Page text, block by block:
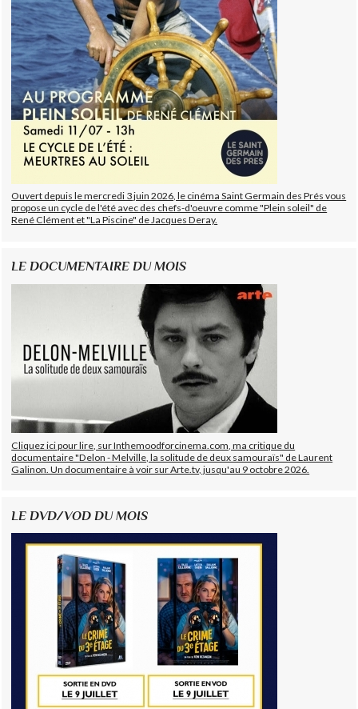
Ouvert depuis le mercredi 3 juin 2026, le cinéma Saint Germain des Prés vous
propose un cycle de l'été avec des chefs-d'oeuvre comme "Plein soleil" de
René Clément et "La Piscine" de Jacques Deray.
LE DOCUMENTAIRE DU MOIS
Cliquez ici pour lire, sur Inthemoodforcinema.com, ma critique du
documentaire "Delon - Melville, la solitude de deux samouraïs" de Laurent
Galinon. Un documentaire à voir sur Arte.tv, jusqu'au 9 octobre 2026.
LE DVD/VOD DU MOIS